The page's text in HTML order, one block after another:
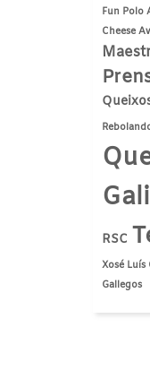
Fun Polo
Cheese
RSC
Xosé Luís
Gallegos